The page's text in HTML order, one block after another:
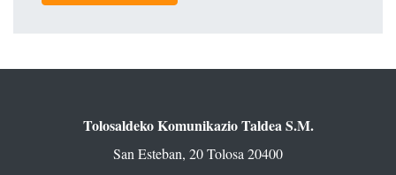
Tolosaldeko Komunikazio Taldea S.M.
San Esteban, 20 Tolosa 20400